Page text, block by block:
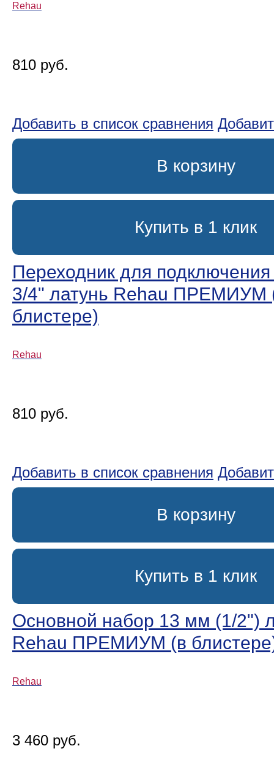
Rehau
810 руб.
Добавить в список сравнения
В корзину
Купить в 1 клик
Переходник для
3/4ʺ латунь Rehau ПРЕМИУМ
блистере)
Rehau
810 руб.
Добавить в список сравнения
В корзину
Купить в 1 клик
Основной набор 13 мм (1/2ʺ)
Rehau ПРЕМИУМ (в
Rehau
3 460 руб.